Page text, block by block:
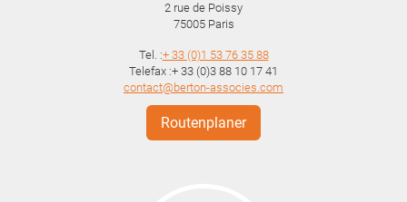
2 rue de Poissy
75005 Paris
Tel. :+ 33 (0)1 53 76 35 88
Telefax :+ 33 (0)3 88 10 17 41
contact@berton-associes.com
Routenplaner